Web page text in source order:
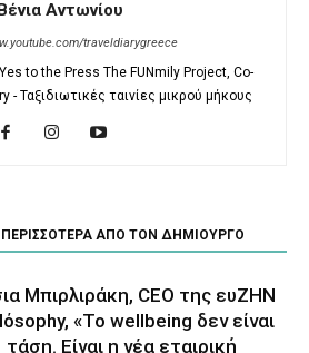
Αντωνίου
traveldiarygreece
to the Press The FUNmily Project, Co-
- Ταξιδιωτικές ταινίες μικρού μήκους
ΠΕΡΙΣΣΟΤΕΡΑ ΑΠΟ ΤΟΝ ΔΗΜΙΟΥΡΓΟ
Μπιρλιράκη, CEO της ευΖΗΝ
«Το wellbeing δεν είναι
τάση. Είναι η νέα εταιρική